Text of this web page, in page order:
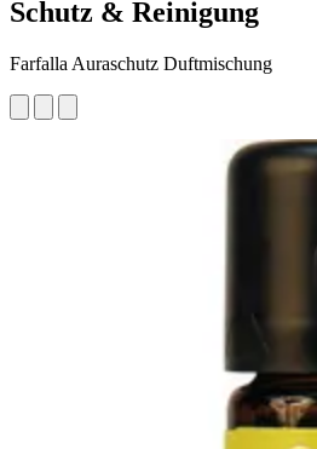
Schutz & Reinigung
Farfalla Auraschutz Duftmischung